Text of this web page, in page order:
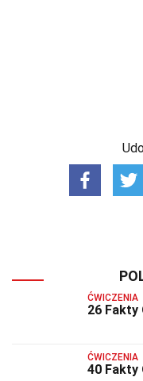
ĆWICZENIA
26 Fakty
ĆWICZENIA
40 Fakty